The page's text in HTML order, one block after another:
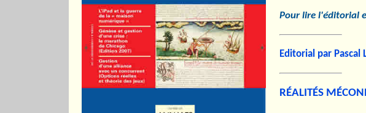
Pour lire l'éditorial
Editorial par Pascal
RÉALITÉS